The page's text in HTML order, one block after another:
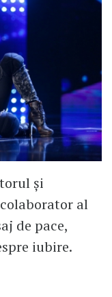
și
al
de pace,
iubire.